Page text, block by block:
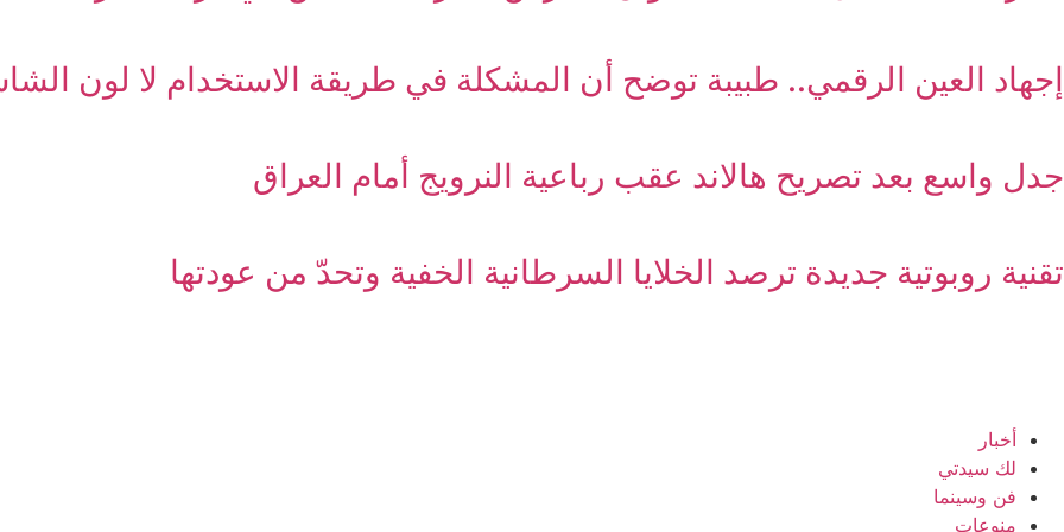
إجهاد العين الرقمي.. طبيبة توضح أن المشكلة في طريقة الاستخدام لا لون
جدل واسع بعد تصريح هالاند عقب رباعية النرويج أمام العراق
تقنية روبوتية جديدة ترصد الخلايا السرطانية الخفية وتحدّ من عودتها
أخبار
لك سيدتي
فن وسينما
منوعات